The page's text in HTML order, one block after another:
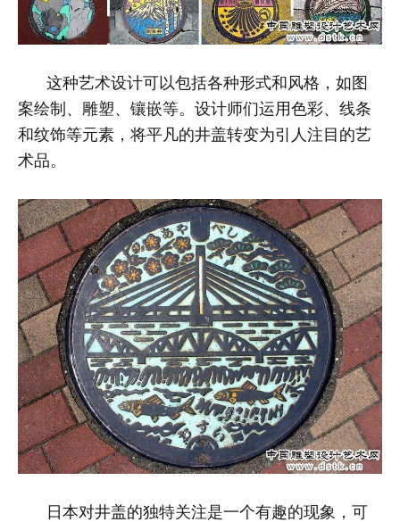
这种艺术设计可以包括各种形式和风格，如图
案绘制、雕塑、镶嵌等。设计师们运用色彩、线条
和纹饰等元素，将平凡的井盖转变为引人注目的艺
术品。
日本对井盖的独特关注是一个有趣的现象，可